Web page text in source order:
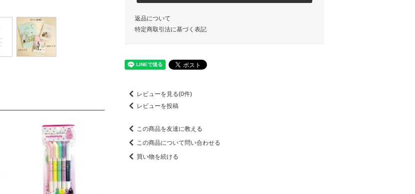
返品について
特定商取引法に基づく表記
レビューを見る(0件)
レビューを投稿
この商品を友達に教える
この商品について問い合わせる
買い物を続ける